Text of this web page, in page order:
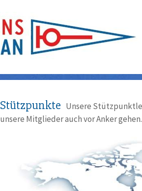
Stützpunkte Unsere
unsere Mitglieder auch vor Anker